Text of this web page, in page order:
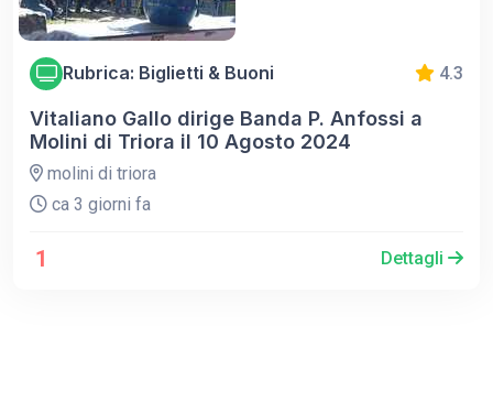
Rubrica: Biglietti & Buoni 4.3
Vitaliano Gallo dirige Banda P. Anfossi a
Molini di Triora il 10 Agosto 2024
molini di triora
ca 3 giorni fa
1 Dettagli